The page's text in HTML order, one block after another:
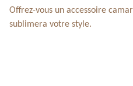
Offrez-vous un accessoire
sublimera votre style.